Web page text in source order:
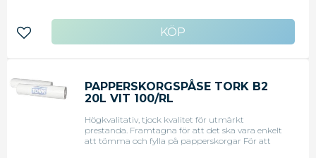
Lägg till i favoriter
PAPPERSKORGSPÅSE TORK B2
20L VIT 100/RL
Högkvalitativ, tjock kvalitet för utmärkt
prestanda. Framtagna för att det ska vara enkelt
att tömma och fylla på papperskorgar För att